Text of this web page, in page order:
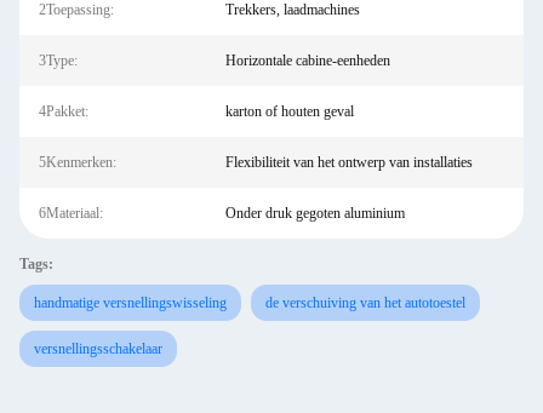
2Toepassing: Trekkers, laadmachines
3Type: Horizontale cabine-eenheden
4Pakket: karton of houten geval
5Kenmerken: Flexibiliteit van het ontwerp van installaties
6Materiaal: Onder druk gegoten aluminium
Tags:
handmatige versnellingswisseling de verschuiving van het autotoestel
versnellingsschakelaar